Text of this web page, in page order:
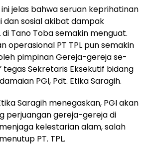
jelas bahwa seruan keprihatinan
dan sosial akibat dampak
di Tano Toba semakin menguat.
operasional PT TPL pun semakin
pimpinan Gereja-gereja se-
tegas Sekretaris Eksekutif bidang
PGI, Pdt. Etika Saragih.
Saragih menegaskan, PGI akan
perjuangan gereja-gereja di
kelestarian alam, salah
PT. TPL.